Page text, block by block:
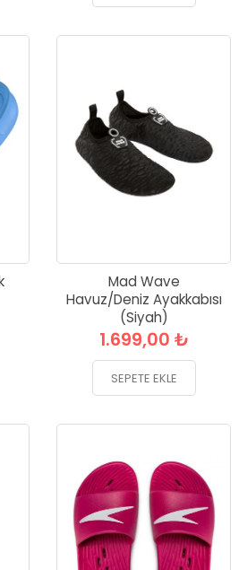
Mad Wave
Havuz/Deniz Ayakkabısı
(Siyah)
1.699,00 ₺
SEPETE EKLE